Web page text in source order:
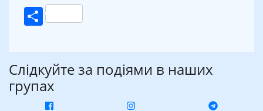
Поділитися
Слідкуйте за подіями в наших
групах